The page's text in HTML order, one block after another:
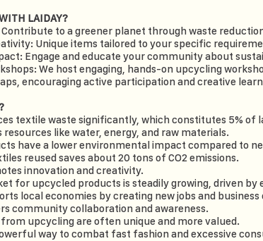
LAIDAY?
Contribute to a greener planet through waste
Unique items tailored to your specific
Engage and educate your community about
We host engaging, hands-on upcycling
encouraging active participation and creative
textile waste significantly, which constitutes 5% of
resources like water, energy, and raw materials.
have a lower environmental impact compared to
reused saves about 20 tons of CO2 emissions.
innovation and creativity.
for upcycled products is steadily growing, driven by
local economies by creating new jobs and
community collaboration and awareness.
upcycling are often unique and more valued.
way to combat fast fashion and excessive